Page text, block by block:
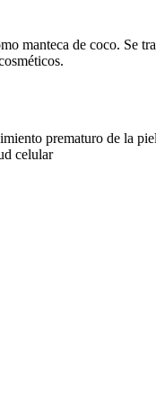
manteca de coco. Se
prematuro de la piel
celular